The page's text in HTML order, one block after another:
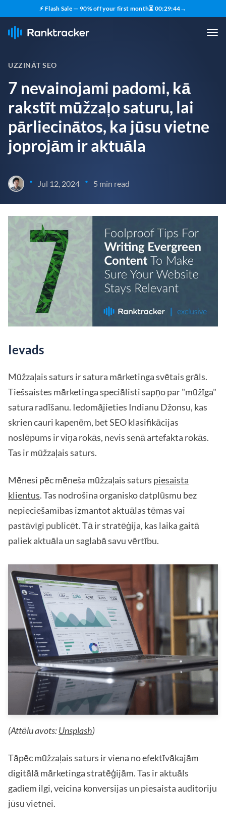
⚡ Flash Sale — 90% off your first month⏳ 00:29:43→
UZZINĀT SEO
7 nevainojami padomi, kā
rakstīt mūžzaļo saturu, lai
pārliecinātos, ka jūsu vietne
joprojām ir aktuāla
• Jul 12, 2024 • 5 min read
Ievads
Mūžzaļais saturs ir satura mārketinga svētais grāls.
Tiešsaistes mārketinga speciālisti sapņo par "mūžīga"
satura radīšanu. Iedomājieties Indianu Džonsu, kas
skrien cauri kapenēm, bet SEO klasifikācijas
noslēpums ir viņa rokās, nevis senā artefakta rokās.
Tas ir mūžzaļais saturs.
Mēnesi pēc mēneša mūžzaļais saturs piesaista
klientus. Tas nodrošina organisko datplūsmu bez
nepieciešamības izmantot aktuālas tēmas vai
pastāvīgi publicēt. Tā ir stratēģija, kas laika gaitā
paliek aktuāla un saglabā savu vērtību.
(Attēlu avots:Unsplash)
Tāpēc mūžzaļais saturs ir viena no efektīvākajām
digitālā mārketinga stratēģijām. Tas ir aktuāls
gadiem ilgi, veicina konversijas un piesaista auditoriju
jūsu vietnei.